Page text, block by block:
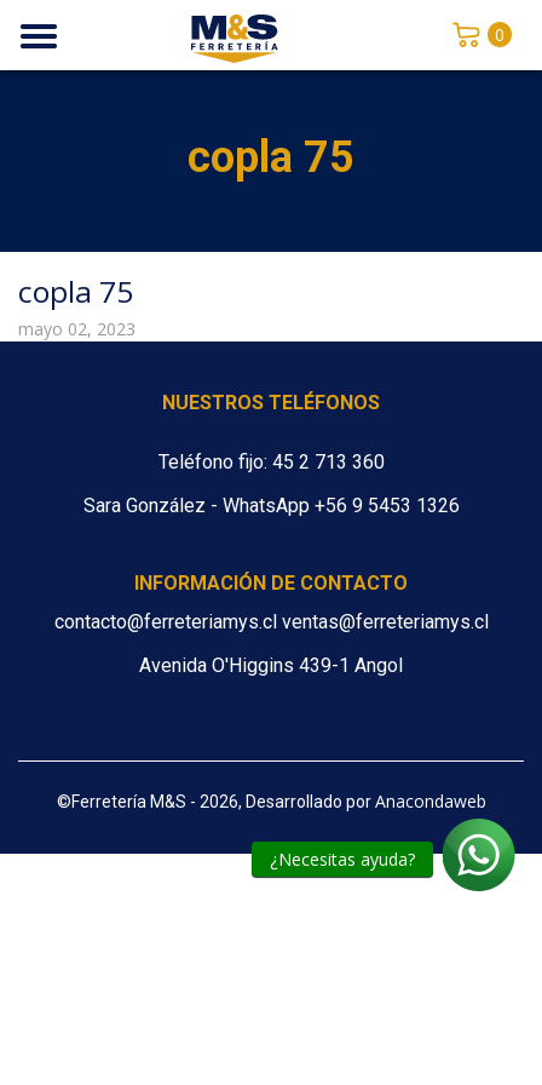
¿Necesitas ayuda?
0
copla 75
copla 75
mayo 02, 2023
NUESTROS TELÉFONOS
Teléfono fijo: 45 2 713 360
Sara González - WhatsApp +56 9 5453 1326
INFORMACIÓN DE CONTACTO
contacto@ferreteriamys.cl ventas@ferreteriamys.cl
Avenida O'Higgins 439-1 Angol
©Ferretería M&S - 2026, Desarrollado por Anacondaweb